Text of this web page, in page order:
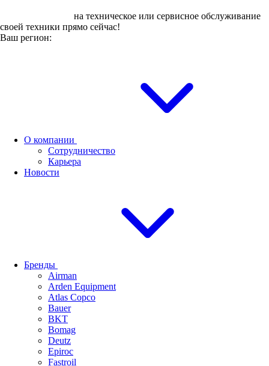
на техническое или сервисное обслуживание
своей техники прямо сейчас!
Ваш регион:
О компании
Сотрудничество
Карьера
Новости
Бренды
Airman
Arden Equipment
Atlas Сopco
Bauer
BKT
Bomag
Deutz
Epiroc
Fastroil